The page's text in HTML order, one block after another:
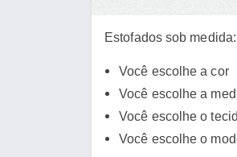
Estofados sob medida:
Você escolhe a cor
Você escolhe a
Você escolhe o
Você escolhe o